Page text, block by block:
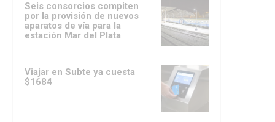
Seis consorcios compiten
por la provisión de nuevos
aparatos de vía para la
estación Mar del Plata
Viajar en Subte ya cuesta
$1684